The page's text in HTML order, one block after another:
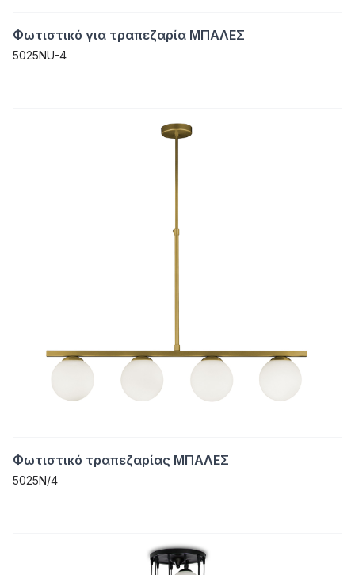
Φωτιστικό για τραπεζαρία ΜΠΑΛΕΣ
5025NU-4
Φωτιστικό τραπεζαρίας ΜΠΑΛΕΣ
5025Ν/4